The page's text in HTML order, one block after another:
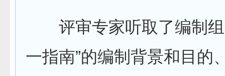
评审专家听取了编制组
一指南”的编制背景和目的